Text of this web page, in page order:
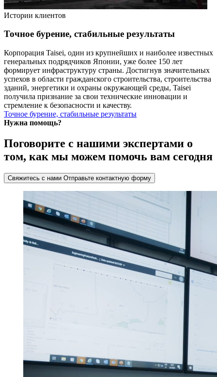
Истории клиентов
Точное бурение, стабильные результаты
Корпорация Taisei, один из крупнейших и наиболее известных
генеральных подрядчиков Японии, уже более 150 лет
формирует инфраструктуру страны. Достигнув значительных
успехов в области гражданского строительства, строительства
зданий, энергетики и охраны окружающей среды, Taisei
получила признание за свои технические инновации и
стремление к безопасности и качеству.
Точное бурение, стабильные результаты
Нужна помощь?
Поговорите с нашими экспертами о
том, как мы можем помочь вам сегодня
Свяжитесь с нами Отправьте контактную форму